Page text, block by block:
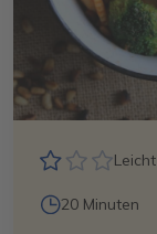
Leicht
20 Minuten